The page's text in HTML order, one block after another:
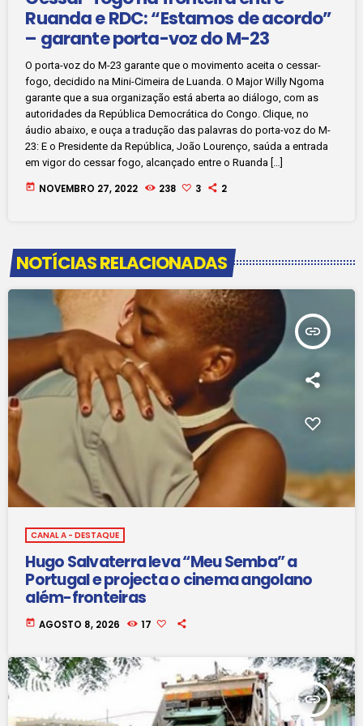
Ruanda e RDC: “Estamos de acordo”
– garante porta-voz do M-23
O porta-voz do M-23 garante que o movimento aceita o cessar-
fogo, decidido na Mini-Cimeira de Luanda. O Major Willy Ngoma
garante que a sua organização está aberta ao diálogo, com as
autoridades da República Democrática do Congo. Clique, no
áudio abaixo, e ouça a tradução das palavras do porta-voz do M-
23: E o Presidente da República, João Lourenço, saúda a entrada
em vigor do cessar fogo, alcançado entre o Ruanda […]
today NOVEMBRO 27, 2022 238 3 2
NOTÍCIAS RELACIONADAS
insert_link
CANAL A - DESTAQUE
Hugo Salvaterra leva “Meu Semba” a
Portugal e projecta o cinema angolano
além-fronteiras
today AGOSTO 8, 2026 17
insert_link